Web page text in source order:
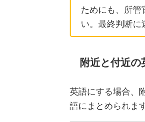
ためにも、所管
い。最終判断に
附近と付近の
英語にする場合、
語にまとめられま